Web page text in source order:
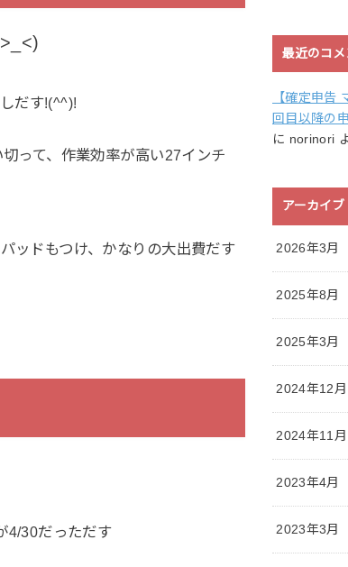
だす!(^^)!
って、作業効率が高い27インチ
ッドもつけ、かなりの大出費だす
4/30だっただす
最近のコメ
【確定申告
回目以降の
に norinori
アーカイブ
2026年3月
2025年8月
2025年3月
2024年12月
2024年11月
2023年4月
2023年3月